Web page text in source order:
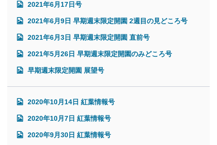
2021年6月17日号
2021年6月9日 早期週末限定開園 2週目の見どころ号
2021年6月3日 早期週末限定開園 直前号
2021年5月26日 早期週末限定開園のみどころ号
早期週末限定開園 展望号
2020年10月14日 紅葉情報号
2020年10月7日 紅葉情報号
2020年9月30日 紅葉情報号